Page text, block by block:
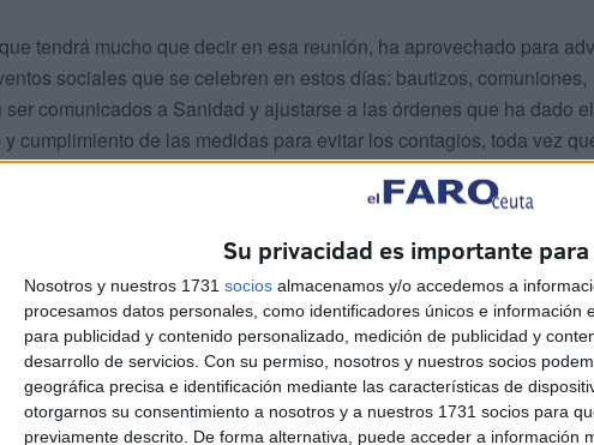
Su privacidad es importante
Nosotros y nuestros 1731 socios almacenamos y/o accedemos a
procesamos datos personales, como identificadores únicos e información
para publicidad y contenido personalizado, medición de publicidad y
desarrollo de servicios. Con su permiso, nosotros y nuestros socios
geográfica precisa e identificación mediante las características de
otorgarnos su consentimiento a nosotros y a nuestros 1731 socios para
previamente descrito. De forma alternativa, puede acceder a información
tendrá mucho que decir en esa reunión, ha aprovechado para
sociales que se celebren en estos días: bautizos, comuniones,
comunicados a Sanidad y ajustarse a las órdenes que ha dado el
cumplimiento de las medidas para evitar los contagios, toda vez
los 40 casos, uno de ellos de ingreso en elHospital Universitario.